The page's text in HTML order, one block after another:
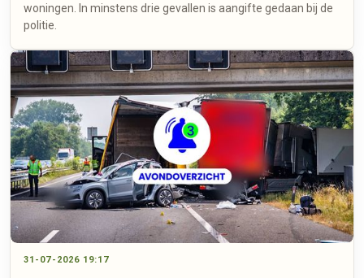
woningen. In minstens drie gevallen is aangifte gedaan bij de
politie.
31-07-2026 19:17